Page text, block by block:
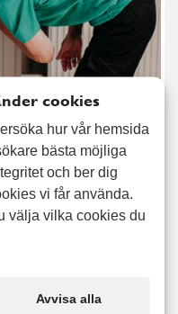
som fått vänta under
och
byter boende och då
Med vår tjänst
också hjälp med att
främst dig, eller en
cookies
hur vår hemsida
bästa möjliga
och ber dig
vi får använda.
välja vilka cookies du
Avvisa alla